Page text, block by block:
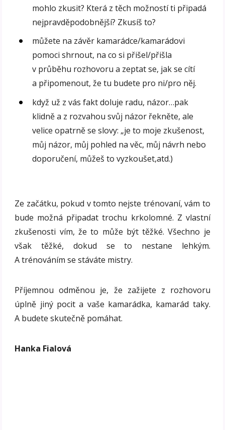
mohlo zkusit? Která z těch možností ti připadá
nejpravděpodobnější? Zkusíš to?
můžete na závěr kamarádce/kamarádovi
pomoci shrnout, na co si přišel/přišla
v průběhu rozhovoru a zeptat se, jak se cítí
a připomenout, že tu budete pro ni/pro něj.
když už z vás fakt doluje radu, názor…pak
klidně a z rozvahou svůj názor řekněte, ale
velice opatrně se slovy: „je to moje zkušenost,
můj názor, můj pohled na věc, můj návrh nebo
doporučení, můžeš to vyzkoušet,atd.)
Ze začátku, pokud v tomto nejste trénovaní, vám to
bude možná připadat trochu krkolomné. Z vlastní
zkušenosti vím, že to může být těžké. Všechno je
však těžké, dokud se to nestane lehkým.
A trénováním se stáváte mistry.
Příjemnou odměnou je, že zažijete z rozhovoru
úplně jiný pocit a vaše kamarádka, kamarád taky.
A budete skutečně pomáhat.
Hanka Fialová